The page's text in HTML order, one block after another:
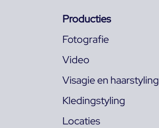
Producties
Fotografie
Video
Visagie en haarstyling
Kledingstyling
Locaties